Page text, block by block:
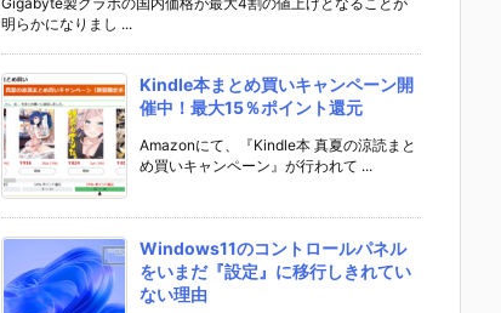
明らかになりまし ...
Kindle本まとめ買いキャンペーン開
催中！最大15％ポイント還元
Amazonにて、『Kindle本 真夏の涼読まと
め買いキャンペーン』が行われて ...
Windows11のコントロールパネル
をいまだ『設定』に移行しきれてい
ない理由